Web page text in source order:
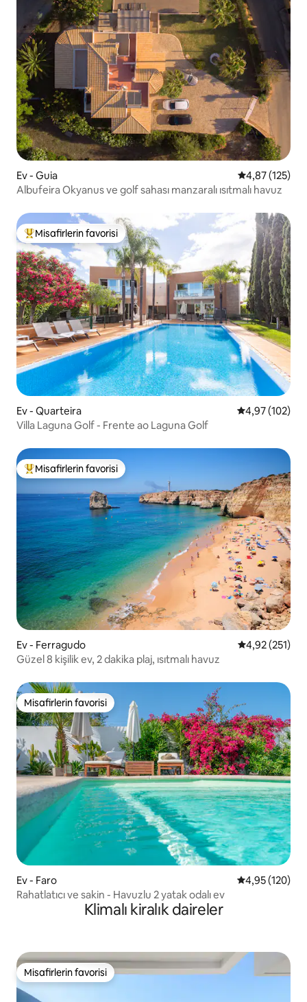
Ev - Guia 5 üzerinden
4,87 (125)
Albufeira Okyanus ve golf sahası manzaralı ısıtmalı havuz
Misafirlerin favorilerinden en beğenilenler arasında
Misafirlerin favorisi
Ev - Quarteira 5 üzerinden
4,97 (102)
Villa Laguna Golf - Frente ao Laguna Golf
Misafirlerin favorilerinden en beğenilenler arasında
Misafirlerin favorisi
Ev - Ferragudo 5 üzerinden
4,92 (251)
Güzel 8 kişilik ev, 2 dakika plaj, ısıtmalı havuz
Misafirlerin favorisi
Misafirlerin favorisi
Ev - Faro 5 üzerinden
4,95 (120)
Rahatlatıcı ve sakin - Havuzlu 2 yatak odalı ev
Klimalı kiralık daireler
Misafirlerin favorisi
Misafirlerin favorisi